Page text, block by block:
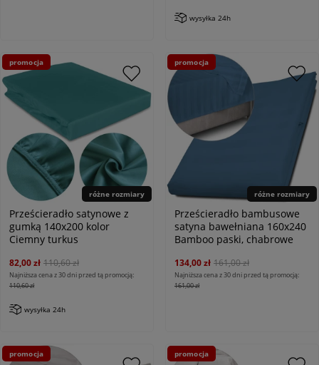
wysyłka 24h
różne rozmiary
Prześcieradło satynowe z
gumką 140x200 kolor
Ciemny turkus
82,00 zł 110,60 zł
Najniższa cena z 30 dni przed tą promocją:
110,60 zł
wysyłka 24h
promocja
różne rozmiary
Prześcieradło bambusowe
satyna bawełniana 160x240
Bamboo paski, chabrowe
134,00 zł 161,00 zł
Najniższa cena z 30 dni przed tą promocją:
161,00 zł
promocja
promocja promocja